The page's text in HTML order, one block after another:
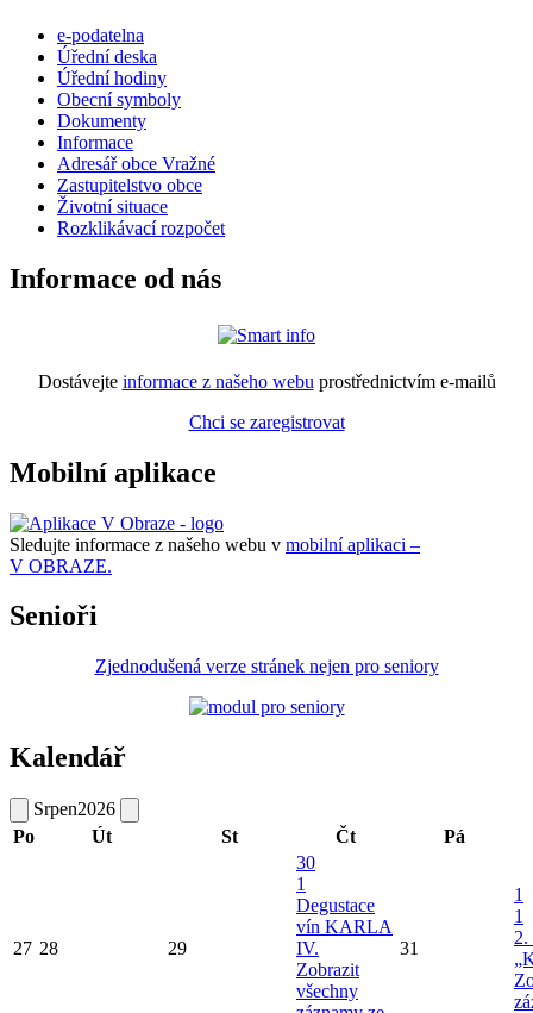
e-podatelna
Úřední deska
Úřední hodiny
Obecní symboly
Dokumenty
Informace
Adresář obce Vražné
Zastupitelstvo obce
Životní situace
Rozklikávací rozpočet
Informace od nás
Dostávejte informace z našeho webu prostřednictvím e-mailů
Chci se zaregistrovat
Mobilní aplikace
Sledujte informace z našeho webu v mobilní aplikaci –
V OBRAZE.
Senioři
Zjednodušená verze stránek nejen pro seniory
Kalendář
Srpen2026
Po
Út St Čt Pá
27 28 29
30
1
Degustace
vín KARLA
IV.
Zobrazit
všechny
31
1
1
2.